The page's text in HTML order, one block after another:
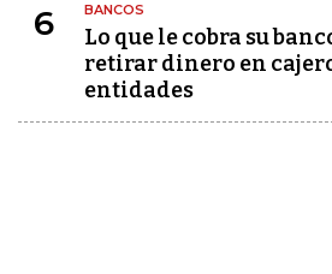
6 BANCOS
Lo que le cobra su
retirar dinero en
entidades